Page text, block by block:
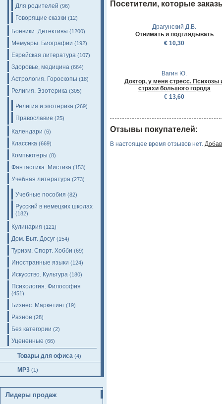
Для родителей (96)
Говорящие сказки (12)
Боевики. Детективы (1200)
Мемуары. Биографии (192)
Еврейская литература (107)
Здоровье, медицина (664)
Астрология. Гороскопы (18)
Религия. Эзотерика (305)
Религия и эзотерика (269)
Православие (25)
Календари (6)
Классика (669)
Компьютеры (8)
Фантастика. Мистика (153)
Учебная литература (273)
Учебные пособия (82)
Русский в немецких школах
(182)
Кулинария (121)
Дом. Быт. Досуг (154)
Туризм. Спорт. Хобби (69)
Иностранные языки (124)
Искусство. Культура (180)
Психология. Философия
(451)
Бизнес. Маркетинг (19)
Разное (28)
Без категории (2)
Уцененные (66)
Товары для офиса (4)
MP3 (1)
Лидеры продаж
Посетители, которые
Драгунский Д.В.
Отнимать и подглядывать
€ 10,30
Вагин Ю.
Доктор, у меня стресс. Психозы
страхи большого города
€ 13,60
Отзывы покупателей:
В настоящее время отзывов нет.